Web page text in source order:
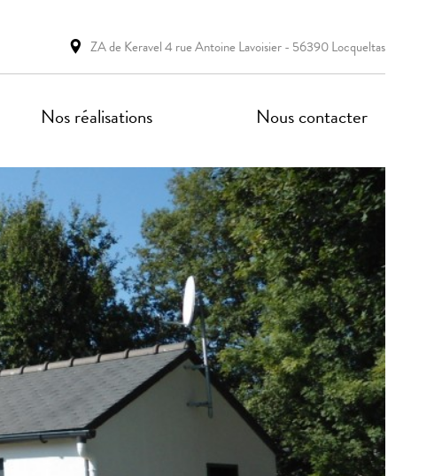
ZA de Keravel 4 rue Antoine Lavoisier - 56390 Locqueltas
Nos réalisations Nous contacter